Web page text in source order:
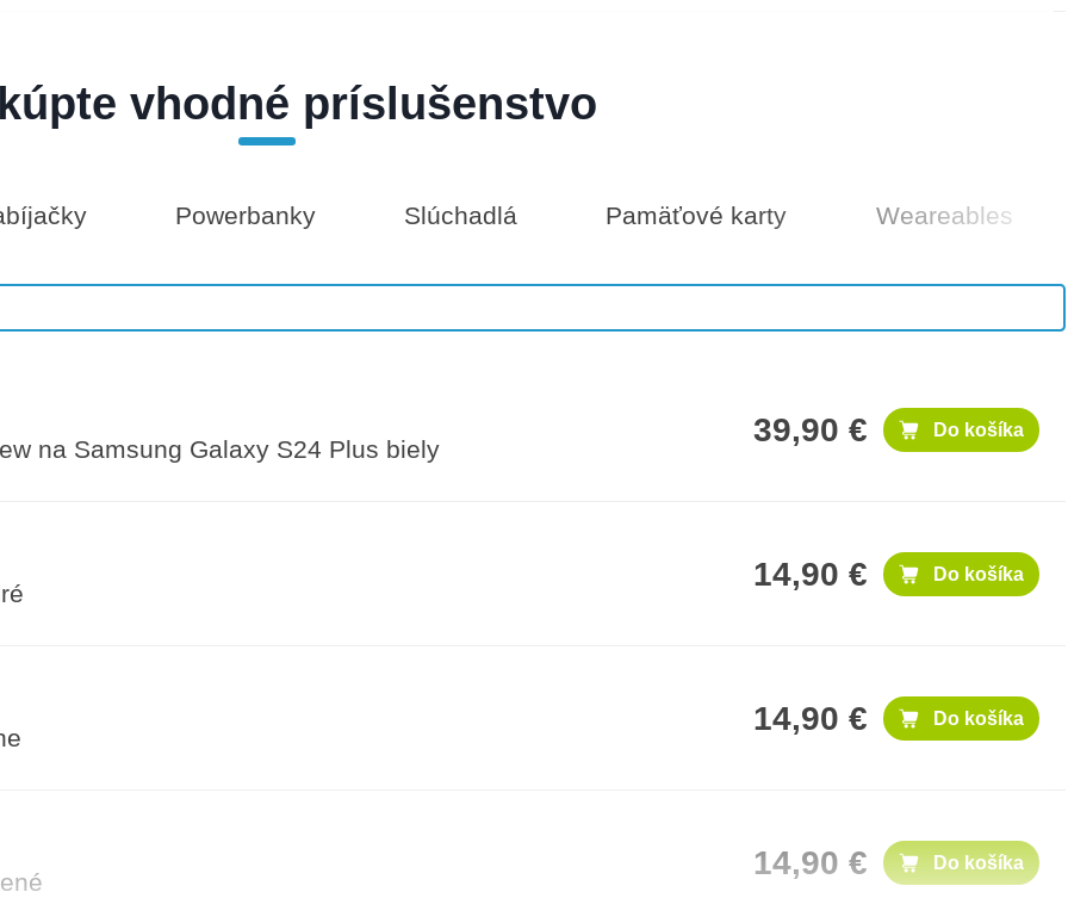
25 € Do košíka
vhodné príslušenstvo
Powerbanky Slúchadlá Pamäťové karty Weareables
na Samsung Galaxy S24 Plus biely
39,90 € Do košíka
14,90 € Do košíka
14,90 € Do košíka
14,90 € Do košíka